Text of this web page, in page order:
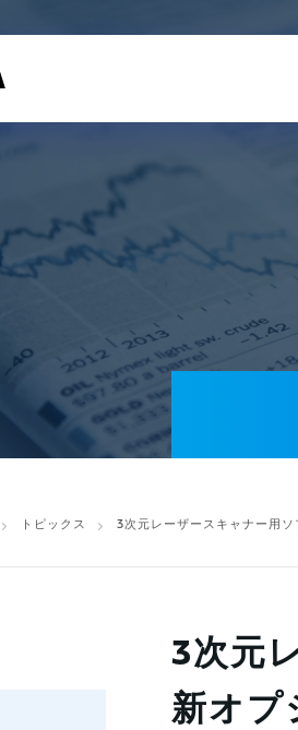
トピックス 3次元レーザースキャナー用
3次元
新オプ